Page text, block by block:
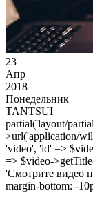
23
Апр
2018
Понедельник
TANTSUI
partial('layout/
>url('application/
'video', 'id' =>
=> $video-
'Смотрите видео
margin-bottom: -